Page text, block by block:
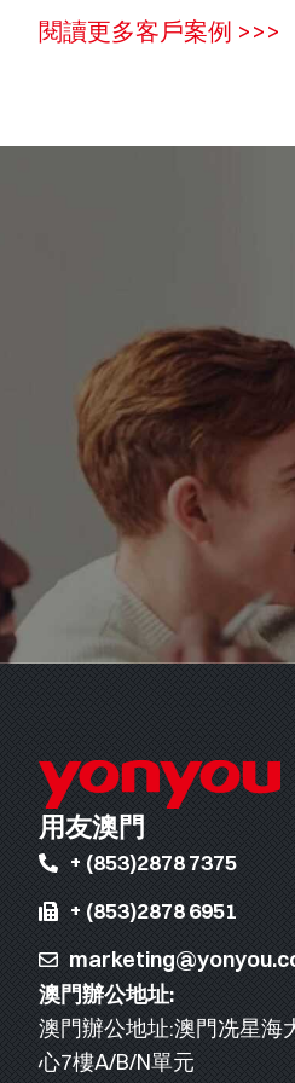
閱讀更多客戶案例 >>>
用友澳門
+ (853)2878 7375
+ (853)2878 6951
澳門辦公地址:
澳門辦公地址:澳門冼星海
心7樓A/B/N單元